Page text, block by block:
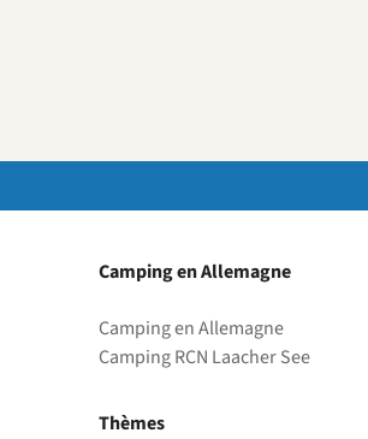
Camping en Allemagne
Camping en Allemagne
Camping RCN Laacher See
Thèmes